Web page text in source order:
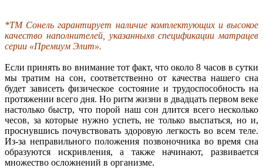
*ТМ Сонель гарантирует наличие комплектующих и высокое
качество наполнителей, указанныхв спецификации матрацев
серии «Премиум Элит».
Если принять во внимание тот факт, что около 8 часов в сутки
мы тратим на сон, соответственно от качества нашего сна
будет зависеть физическое состояние и трудоспособность на
протяжении всего дня. Но ритм жизни в двадцать первом веке
настолько быстр, что порой наш сон длится всего несколько
чесов, за которые нужно успеть, не только выспаться, но и,
проснувшись почувствовать здоровую легкость во всем теле.
Из-за неправильного положения позвоночника во время сна
образуются искривления, а также начинают, развивается
множество осложнений в организме.